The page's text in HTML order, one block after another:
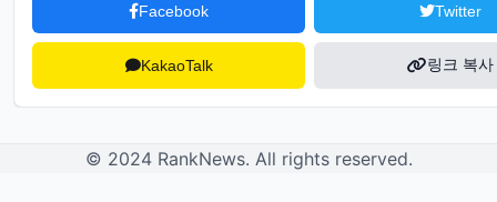
Facebook Twitter
KakaoTalk 링크 복사
© 2024 RankNews. All rights reserved.